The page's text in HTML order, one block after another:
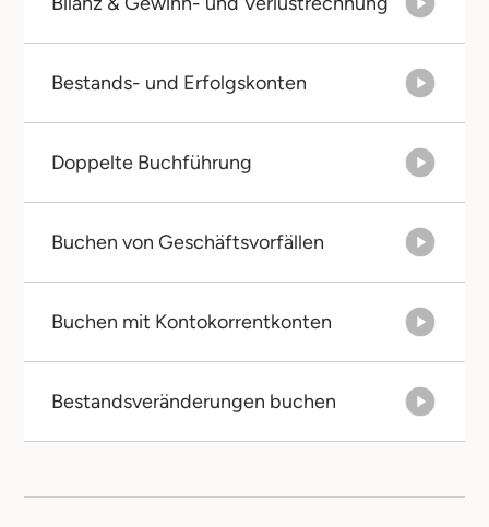
Bestands- und Erfolgskonten
Doppelte Buchführung
Buchen von Geschäftsvorfällen
Buchen mit Kontokorrentkonten
Bestandsveränderungen buchen